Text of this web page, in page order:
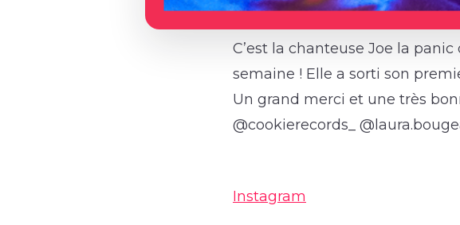
C’est la chanteuse Joe la
semaine ! Elle a sorti son
Un grand merci et une très
@cookierecords_
Instagram